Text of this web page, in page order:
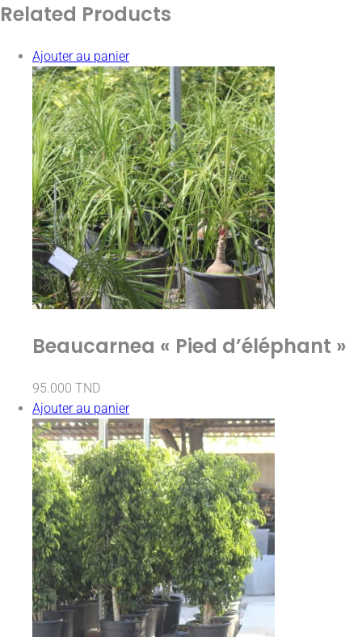
Related Products
Ajouter au panier
Beaucarnea « Pied d’éléphant »
95.000 TND
Ajouter au panier